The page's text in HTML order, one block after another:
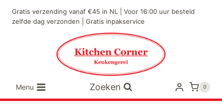
naar
Gratis verzending vanaf €45 in NL | Voor 16:00 uur besteld
zelfde dag verzonden | Gratis inpakservice
Menu Zoeken 0